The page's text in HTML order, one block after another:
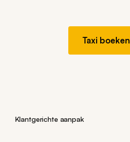
Taxi boeken
Klantgerichte aanpak